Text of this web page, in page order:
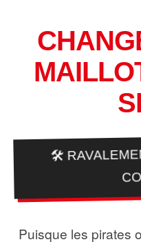
🛠️
Puisque les pirates